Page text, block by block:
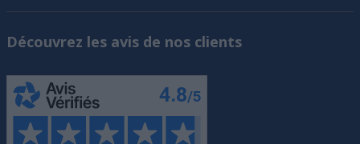
Découvrez les avis de nos clients